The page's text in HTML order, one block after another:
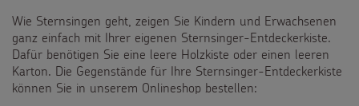
Wie Sternsingen geht, zeigen Sie Kindern und Erwachsenen
ganz einfach mit Ihrer eigenen Sternsinger-Entdeckerkiste.
Dafür benötigen Sie eine leere Holzkiste oder einen leeren
Karton. Die Gegenstände für Ihre Sternsinger-Entdeckerkiste
können Sie in unserem Onlineshop bestellen: